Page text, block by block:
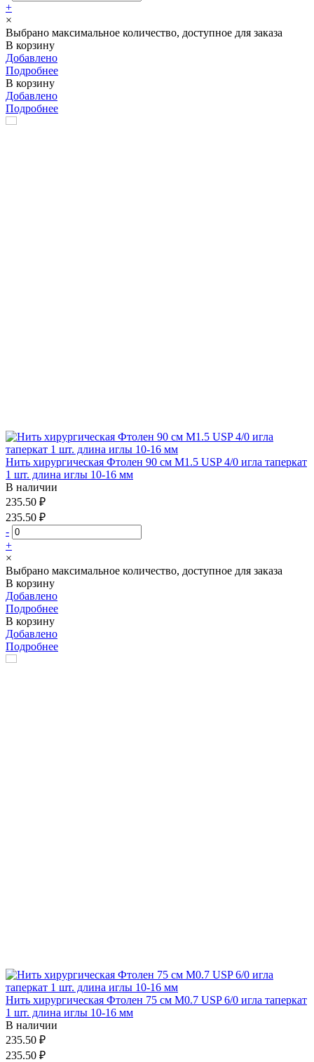
+
×
Выбрано максимальное количество, доступное для заказа
В корзину
Добавлено
Подробнее
В корзину
Добавлено
Подробнее
Нить хирургическая Фтолен 90 см М1.5 USP 4/0 игла таперкат
1 шт. длина иглы 10-16 мм
В наличии
235.50 ₽
235.50 ₽
-
+
×
Выбрано максимальное количество, доступное для заказа
В корзину
Добавлено
Подробнее
В корзину
Добавлено
Подробнее
Нить хирургическая Фтолен 75 см М0.7 USP 6/0 игла таперкат
1 шт. длина иглы 10-16 мм
В наличии
235.50 ₽
235.50 ₽